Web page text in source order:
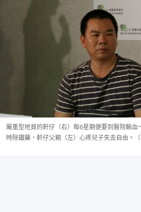
屬重型地貧的軒仔（右）每6星期便要到醫院輸
時除鐵藥，軒仔父親（左）心疼兒子失去自由。（